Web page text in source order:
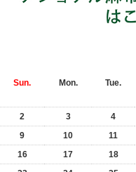
Sun. Mon. Tue.
2
3 4
9
10 11
16
17 18